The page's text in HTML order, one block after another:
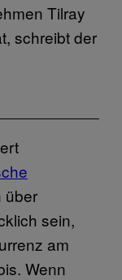
Tilray
schreibt der
über
sein,
am
Wenn